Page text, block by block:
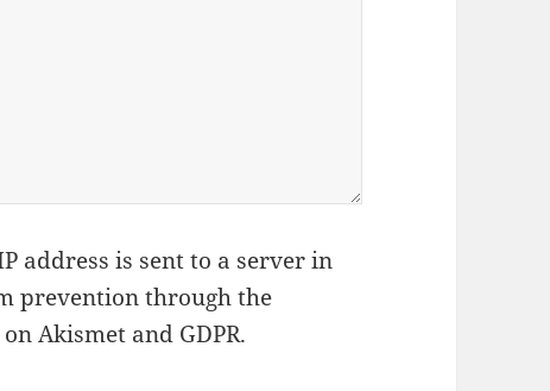
address is sent to a server in
prevention through the
Akismet and GDPR.